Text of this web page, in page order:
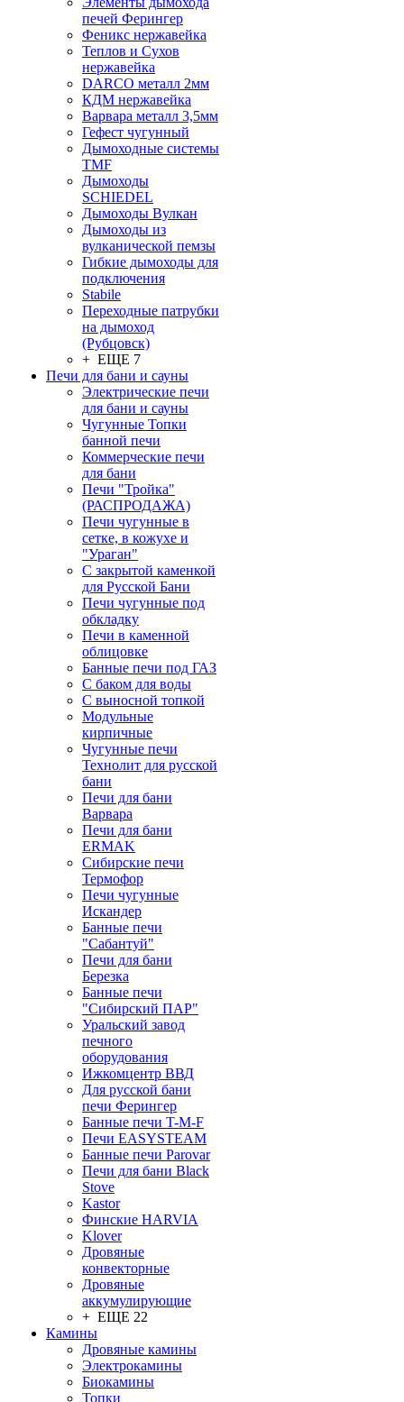
печей Ферингер
Феникс нержавейка
Теплов и Сухов
нержавейка
DARCO металл 2мм
КДМ нержавейка
Варвара металл 3,5мм
Гефест чугунный
Дымоходные системы
TMF
Дымоходы
SCHIEDEL
Дымоходы Вулкан
Дымоходы из
вулканической пемзы
Гибкие дымоходы для
подключения
Stabile
Переходные патрубки
на дымоход
(Рубцовск)
+ ЕЩЕ 7
Печи для бани и сауны
Электрические печи
для бани и сауны
Чугунные Топки
банной печи
Коммерческие печи
для бани
Печи "Тройка"
(РАСПРОДАЖА)
Печи чугунные в
сетке, в кожухе и
"Ураган"
С закрытой каменкой
для Русской Бани
Печи чугунные под
обкладку
Печи в каменной
облицовке
Банные печи под ГАЗ
С баком для воды
С выносной топкой
Модульные
кирпичные
Чугунные печи
Технолит для русской
бани
Печи для бани
Варвара
Печи для бани
ERMAK
Сибирские печи
Термофор
Печи чугунные
Искандер
Банные печи
"Сабантуй"
Печи для бани
Березка
Банные печи
"Сибирский ПАР"
Уральский завод
печного
оборудования
Ижкомцентр ВВД
Для русской бани
печи Ферингер
Банные печи T-M-F
Печи EASYSTEAM
Банные печи Parovar
Печи для бани Black
Stove
Kastor
Финские HARVIA
Klover
Дровяные
конвекторные
Дровяные
аккумулирующие
+ ЕЩЕ 22
Камины
Дровяные камины
Электрокамины
Биокамины
Топки